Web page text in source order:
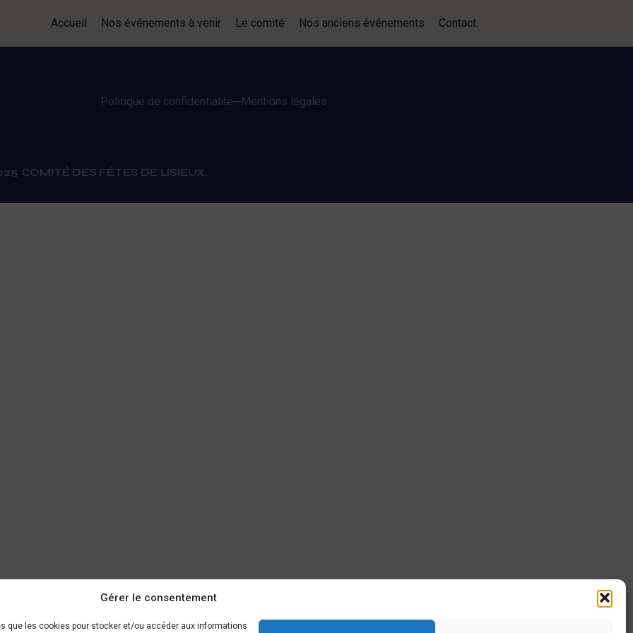
Gérer le consentement
que les cookies pour stocker et/ou accéder aux informations
Accueil Nos événements à venir Le comité Nos anciens événements Contact
Politique de confidentialité Mentions légales
COMITÉ DES FÊTES DE LISIEUX.